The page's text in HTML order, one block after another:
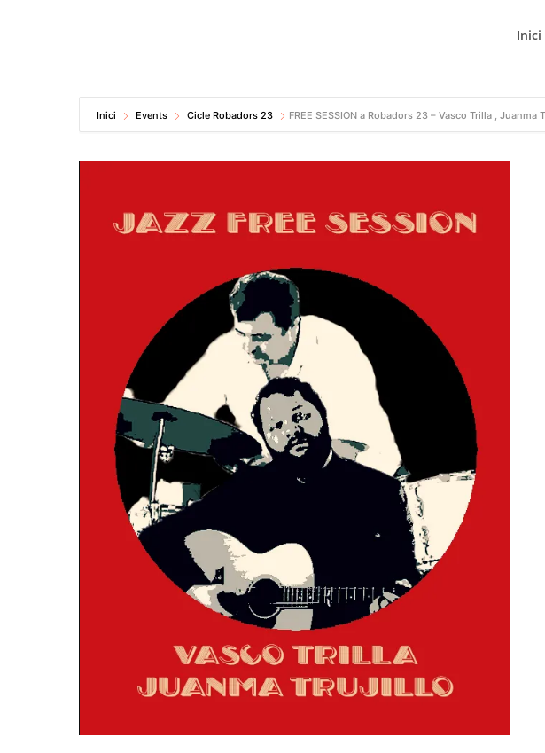
Inici
Inici Events Cicle Robadors 23 FREE SESSION a Robadors 23 – Vasco Trilla , Juanma